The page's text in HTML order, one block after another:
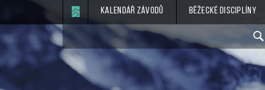
Kalendář závodů Běžecké disciplíny